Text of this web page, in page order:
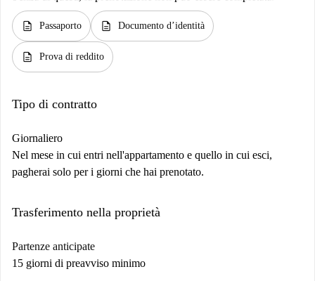
description Passaporto description Documento d’identità
description Prova di reddito
Tipo di contratto
Giornaliero
Nel mese in cui entri nell'appartamento e quello in cui esci,
pagherai solo per i giorni che hai prenotato.
Trasferimento nella proprietà
Partenze anticipate
15 giorni di preavviso minimo